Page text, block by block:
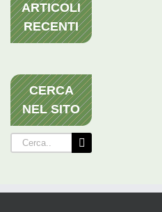
ARTICOLI
RECENTI
CERCA
NEL SITO
Cerca
per: